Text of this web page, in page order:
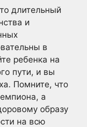
длительный
и
в
ребенка на
пути, и вы
Помните, что
а
образу
на всю